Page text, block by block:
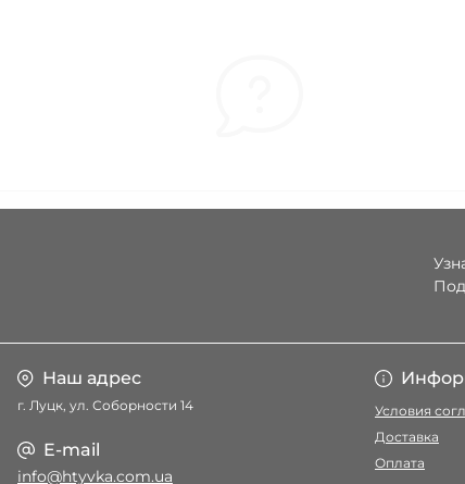
Наш адрес
г. Луцк, ул. Соборности 14
E-mail
info@htyvka.com.ua
Условия
Доставка
Оплата